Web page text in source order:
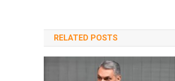
RELATED POSTS